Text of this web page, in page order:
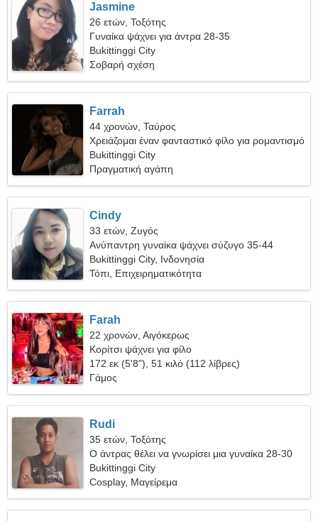
Jasmine
26 ετών, Τοξότης
Γυναίκα ψάχνει για άντρα 28-35
Bukittinggi City
Σοβαρή σχέση
Farrah
44 χρονών, Ταύρος
Χρειάζομαι έναν φανταστικό φίλο για ρομαντισμό
Bukittinggi City
Πραγματική αγάπη
Cindy
33 ετών, Ζυγός
Ανύπαντρη γυναίκα ψάχνει σύζυγο 35-44
Bukittinggi City, Ινδονησία
Τόπι, Επιχειρηματικότητα
Farah
22 χρονών, Αιγόκερως
Κορίτσι ψάχνει για φίλο
172 εκ (5'8"), 51 κιλό (112 λίβρες)
Γάμος
Rudi
35 ετών, Τοξότης
Ο άντρας θέλει να γνωρίσει μια γυναίκα 28-30
Bukittinggi City
Cosplay, Μαγείρεμα